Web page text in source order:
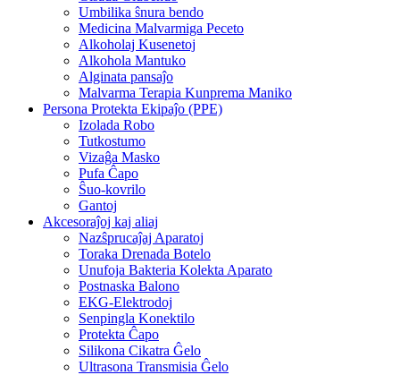
Umbilika ŝnura bendo
Medicina Malvarmiga Peceto
Alkoholaj Kusenetoj
Alkohola Mantuko
Alginata pansaĵo
Malvarma Terapia Kunprema Maniko
Persona Protekta Ekipaĵo (PPE)
Izolada Robo
Tutkostumo
Vizaĝa Masko
Pufa Ĉapo
Ŝuo-kovrilo
Gantoj
Akcesoraĵoj kaj aliaj
Nazŝprucaĵaj Aparatoj
Toraka Drenada Botelo
Unufoja Bakteria Kolekta Aparato
Postnaska Balono
EKG-Elektrodoj
Senpingla Konektilo
Protekta Ĉapo
Silikona Cikatra Ĝelo
Ultrasona Transmisia Ĝelo